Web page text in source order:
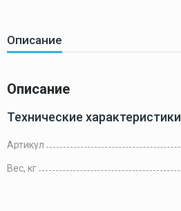
Описание
Описание
Технические характеристики
Артикул
Вес, кг